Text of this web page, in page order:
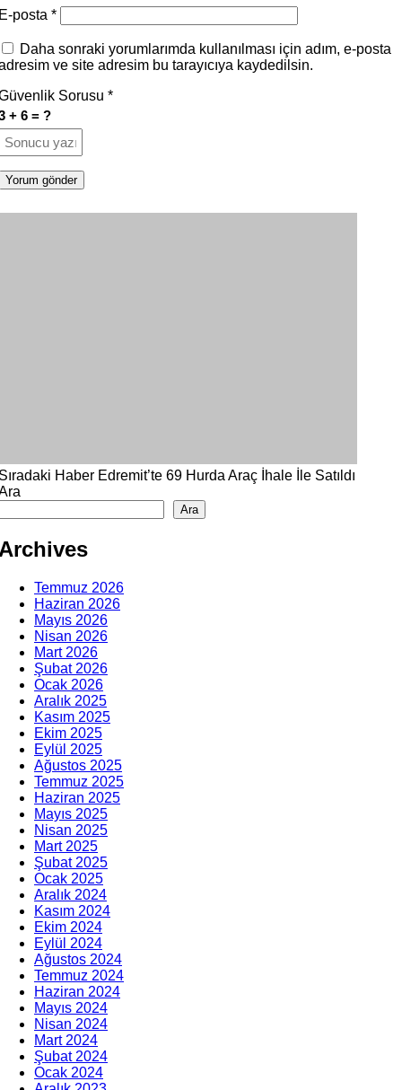
posta *
Daha sonraki yorumlarımda kullanılması için adım, e-posta
ve site adresim bu tarayıcıya kaydedilsin.
Sorusu *
+ 6 = ?
Haber Edremit’te 69 Hurda Araç İhale İle Satıldı
Ara
Temmuz 2026
Haziran 2026
Mayıs 2026
Nisan 2026
Mart 2026
Şubat 2026
Ocak 2026
Aralık 2025
Kasım 2025
Ekim 2025
Eylül 2025
Ağustos 2025
Temmuz 2025
Haziran 2025
Mayıs 2025
Nisan 2025
Mart 2025
Şubat 2025
Ocak 2025
Aralık 2024
Kasım 2024
Ekim 2024
Eylül 2024
Ağustos 2024
Temmuz 2024
Haziran 2024
Mayıs 2024
Nisan 2024
Mart 2024
Şubat 2024
Ocak 2024